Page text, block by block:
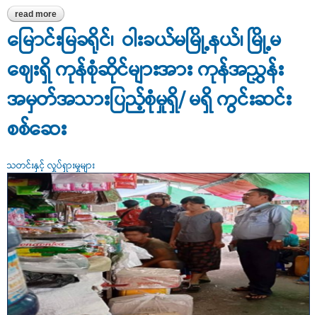
read more about “ သတ်မှတ်ရည်ညွှန်းဈေးဖြင့် ဝယ်ယူခွင့်ရရှိသည့် စားအုန်းဆီ
ဖြန့်ဖြူးရောင်းချသည့် လုပ်ငန်းများသို့ အဖွဲ့ဖြင့်ကွင်းဆင်းစစ်ဆေးခြင်း ”
မြောင်းမြခရိုင်၊ ဝါးခယ်မမြို့နယ်၊ မြို့မ
ဈေးရှိ ကုန်စုံဆိုင်များအား ကုန်အညွှန်း
အမှတ်အသားပြည့်စုံမှုရှိ/ မရှိ ကွင်းဆင်း
စစ်ဆေး
သတင်းနှင့် လှုပ်ရှားမှုများ